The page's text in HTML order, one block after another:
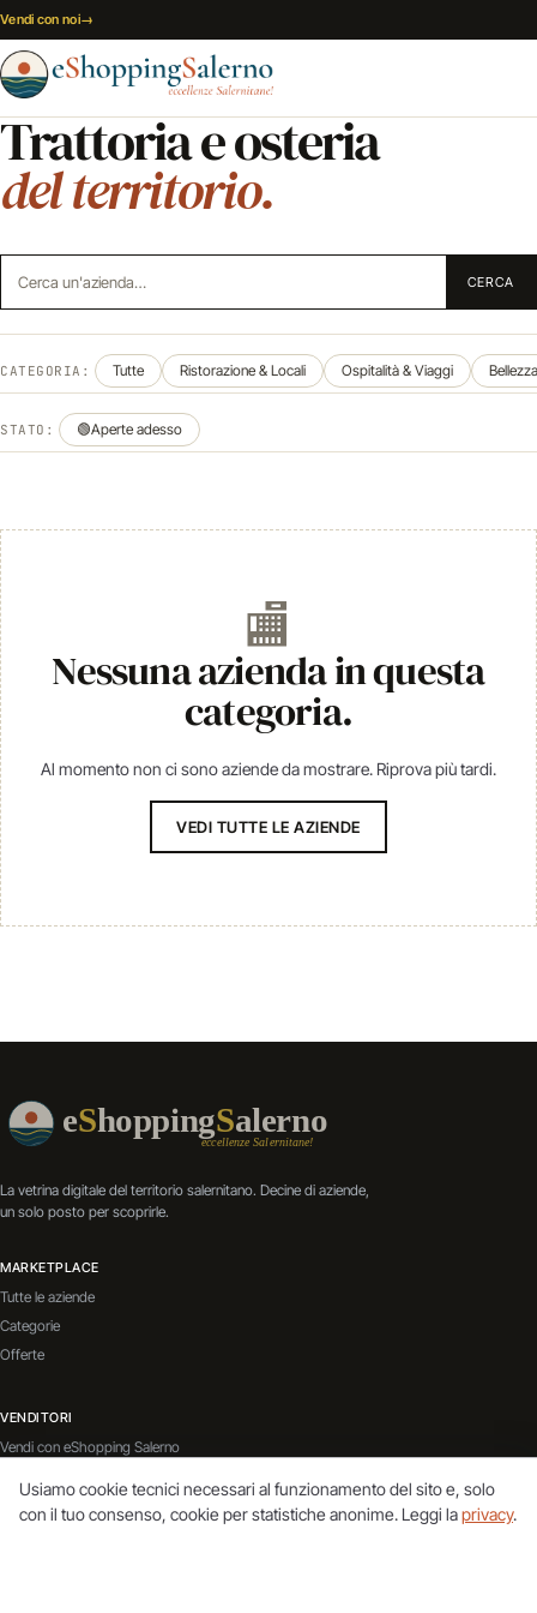
Vai al contenuto
Vendi con noi→
Trattoria e osteria
del territorio.
CERCA
CATEGORIA: Tutte Ristorazione & Locali Ospitalità & Viaggi
STATO: 🟢Aperte adesso
🏬
Nessuna azienda in questa
categoria.
Al momento non ci sono aziende da mostrare. Riprova più tardi.
VEDI TUTTE LE AZIENDE
La vetrina digitale del territorio salernitano. Decine di aziende,
un solo posto per scoprirle.
MARKETPLACE
Tutte le aziende
Categorie
Offerte
VENDITORI
Vendi con eShopping Salerno
Servizi Aggiuntivi
Usiamo cookie tecnici necessari al funzionamento del sito e, solo
con il tuo consenso, cookie per statistiche anonime. Leggi laprivacy.